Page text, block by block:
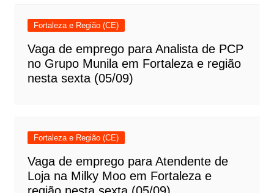
Fortaleza e Região (CE)
Vaga de emprego para Analista de PCP
no Grupo Munila em Fortaleza e região
nesta sexta (05/09)
Fortaleza e Região (CE)
Vaga de emprego para Atendente de
Loja na Milky Moo em Fortaleza e